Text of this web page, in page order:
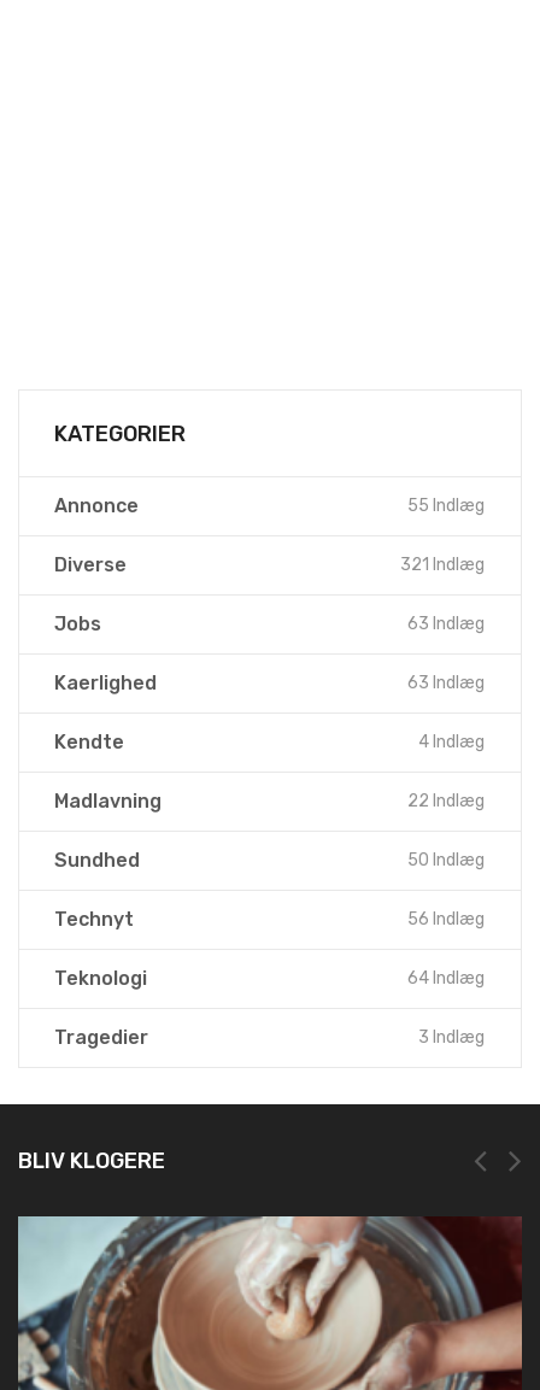
KATEGORIER
Annonce 55 Indlæg
Diverse 321 Indlæg
Jobs 63 Indlæg
Kaerlighed 63 Indlæg
Kendte 4 Indlæg
Madlavning 22 Indlæg
Sundhed 50 Indlæg
Technyt 56 Indlæg
Teknologi 64 Indlæg
Tragedier 3 Indlæg
BLIV KLOGERE
NEM OG HURTIG
19. marts 2025